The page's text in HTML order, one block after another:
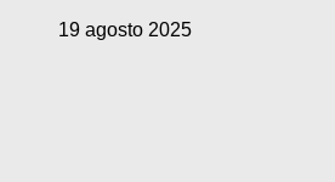
19 agosto 2025